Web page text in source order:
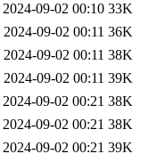
2024-09-02 00:10 33K
2024-09-02 00:11 36K
2024-09-02 00:11 38K
2024-09-02 00:11 39K
2024-09-02 00:21 38K
2024-09-02 00:21 38K
2024-09-02 00:21 39K